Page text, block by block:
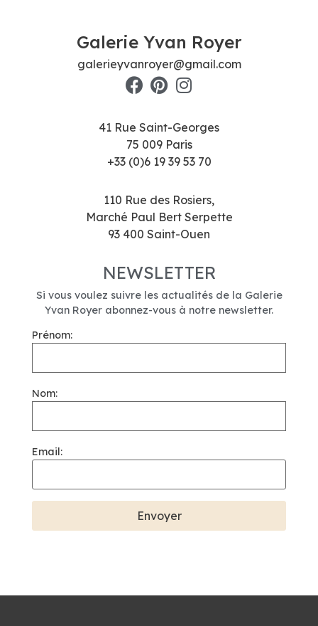
Galerie Yvan Royer
galerieyvanroyer@gmail.com
41 Rue Saint-Georges
75 009 Paris
+33 (0)6 19 39 53 70
110 Rue des Rosiers,
Marché Paul Bert Serpette
93 400 Saint-Ouen
NEWSLETTER
Si vous voulez suivre les actualités de la Galerie
Yvan Royer abonnez-vous à notre newsletter.
Prénom:
Nom:
Email: